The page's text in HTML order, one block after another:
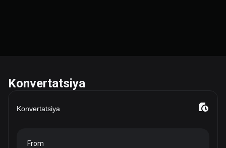
Konvertatsiya
Konvertatsiya
From